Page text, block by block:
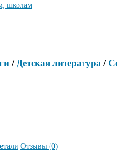
школам
/ Детская литература /
Отзывы (0)